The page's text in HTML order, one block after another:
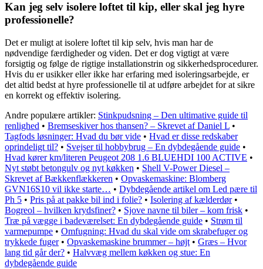
Kan jeg selv isolere loftet til kip, eller skal jeg hyre
professionelle?
Det er muligt at isolere loftet til kip selv, hvis man har de
nødvendige færdigheder og viden. Det er dog vigtigt at være
forsigtig og følge de rigtige installationstrin og sikkerhedsprocedurer.
Hvis du er usikker eller ikke har erfaring med isoleringsarbejde, er
det altid bedst at hyre professionelle til at udføre arbejdet for at sikre
en korrekt og effektiv isolering.
Andre populære artikler: Stinkpudsning – Den ultimative guide til
renlighed • Bremseskiver hos thansen? – Skrevet af Daniel L •
Tagfods løsninger: Hvad du bør vide • Hvad er disse redskaber
oprindeligt til? • Svejser til hobbybrug – En dybdegående guide •
Hvad kører km/literen Peugeot 208 1.6 BLUEHDI 100 ACTIVE •
Nyt støbt betongulv og nyt køkken • Shell V-Power Diesel –
Skrevet af Bækkenflækkeren • Opvaskemaskine: Blomberg
GVN16S10 vil ikke starte… • Dybdegående artikel om Led pære til
Ph 5 • Pris på at pakke bil ind i folie? • Isolering af kælderdør•
Bogreol – hvilken krydsfiner? • Sjove navne til biler – kom frisk •
Træ på vægge i badeværelset: En dybdegående guide • Strøm til
varmepumpe • Omfugning: Hvad du skal vide om skrabefuger og
trykkede fuger• Opvaskemaskine brummer – højt • Græs – Hvor
lang tid går der? • Halvvæg mellem køkken og stue: En
dybdegående guide